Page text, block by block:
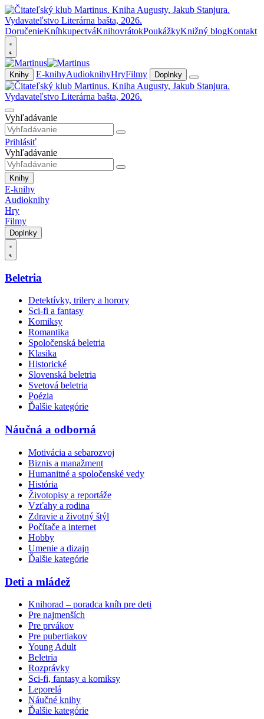
DoručenieKníhkupectváKnihovrátokPoukážkyKnižný blogKontakt
Knihy E-knihyAudioknihyHryFilmy Doplnky
Vyhľadávanie
Prihlásiť
Vyhľadávanie
Knihy
E-knihy
Audioknihy
Hry
Filmy
Doplnky
Beletria
Detektívky, trilery a horory
Sci-fi a fantasy
Komiksy
Romantika
Spoločenská beletria
Klasika
Historické
Slovenská beletria
Svetová beletria
Poézia
Ďalšie kategórie
Náučná a odborná
Motivácia a sebarozvoj
Biznis a manažment
Humanitné a spoločenské vedy
História
Životopisy a reportáže
Vzťahy a rodina
Zdravie a životný štýl
Počítače a internet
Hobby
Umenie a dizajn
Ďalšie kategórie
Deti a mládež
Knihorad – poradca kníh pre deti
Pre najmenších
Pre prvákov
Pre pubertiakov
Young Adult
Beletria
Rozprávky
Sci-fi, fantasy a komiksy
Leporelá
Náučné knihy
Ďalšie kategórie